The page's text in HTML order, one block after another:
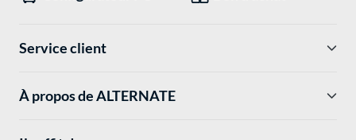
Service client
À propos de ALTERNATE